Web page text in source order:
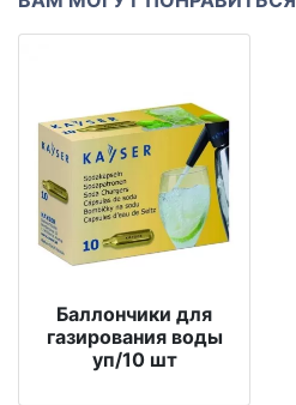
Баллончики для
газирования воды
уп/10 шт